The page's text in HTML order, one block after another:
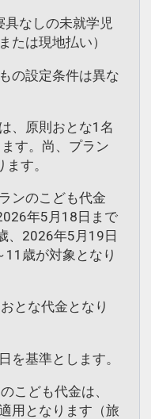
具なしの未就学児
たは現地払い）
の設定条件は異な
、原則おとな1名
す。尚、プラン
す。
ンのこども代金
年5月18日まで
、2026年5月19日
11歳が対象となり
とな代金となり
を基準とします。
こども代金は、
用となります（旅